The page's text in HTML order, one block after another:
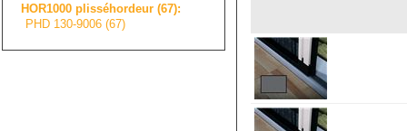
HOR1000 plisséhordeur (67):
PHD 130-9006 (67)